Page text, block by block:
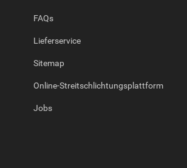
FAQs
Lieferservice
Sitemap
Online-Streitschlichtungsplattform
Jobs